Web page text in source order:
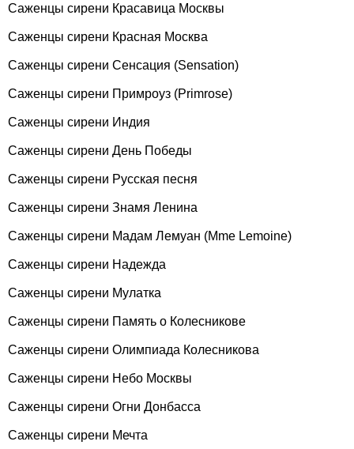
Саженцы сирени Красавица Москвы
Саженцы сирени Красная Москва
Саженцы сирени Сенсация (Sensation)
Саженцы сирени Примроуз (Primrose)
Саженцы сирени Индия
Саженцы сирени День Победы
Саженцы сирени Русская песня
Саженцы сирени Знамя Ленина
Саженцы сирени Мадам Лемуан (Mme Lemoine)
Саженцы сирени Надежда
Саженцы сирени Мулатка
Саженцы сирени Память о Колесникове
Саженцы сирени Олимпиада Колесникова
Саженцы сирени Небо Москвы
Саженцы сирени Огни Донбасса
Саженцы сирени Мечта